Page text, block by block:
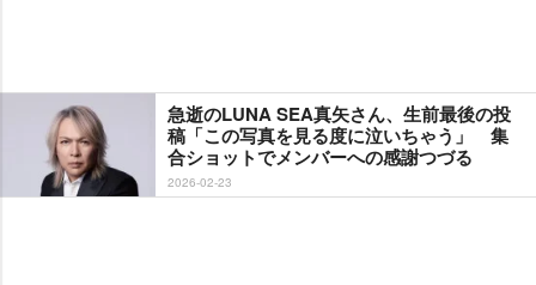
急逝のLUNA SEA真矢さん、生前最後の投
稿「この写真を見る度に泣いちゃう」 集
合ショットでメンバーへの感謝つづる
2026-02-23